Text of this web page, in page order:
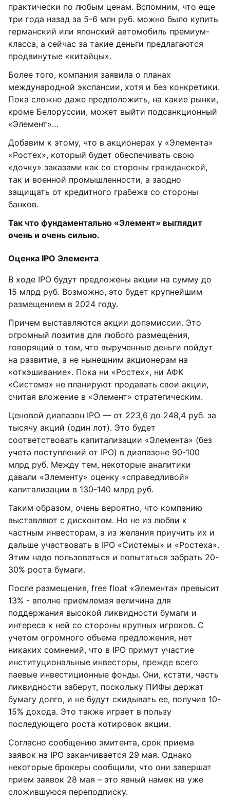
практически по любым ценам. Вспомним, что еще
три года назад за 5-6 млн руб. можно было купить
германский или японский автомобиль премиум-
класса, а сейчас за такие деньги предлагаются
продвинутые «китайцы».
Более того, компания заявила о планах
международной экспансии, хотя и без конкретики.
Пока сложно даже предположить, на какие рынки,
кроме Белоруссии, может выйти подсанкционный
«Элемент»…
Добавим к этому, что в акционерах у «Элемента»
«Ростех», который будет обеспечивать свою
«дочку» заказами как со стороны гражданской,
так и военной промышленности, а заодно
защищать от кредитного грабежа со стороны
банков.
Так что фундаментально «Элемент» выглядит
очень и очень сильно.
Оценка IPO Элемента
В ходе IPO будут предложены акции на сумму до
15 млрд руб. Возможно, это будет крупнейшим
размещением в 2024 году.
Причем выставляются акции допэмиссии. Это
огромный позитив для любого размещения,
говорящий о том, что вырученные деньги пойдут
на развитие, а не нынешним акционерам на
«откэшивание». Пока ни «Ростех», ни АФК
«Система» не планируют продавать свои акции,
считая вложение в «Элемент» стратегическим.
Ценовой диапазон IPO — от 223,6 до 248,4 руб. за
тысячу акций (один лот). Это будет
соответствовать капитализации «Элемента» (без
учета поступлений от IPO) в диапазоне 90-100
млрд руб. Между тем, некоторые аналитики
давали «Элементу» оценку «справедливой»
капитализации в 130-140 млрд руб.
Таким образом, очень вероятно, что компанию
выставляют с дисконтом. Но не из любви к
частным инвесторам, а из желания приучить их и
дальше участвовать в IPO «Системы» и «Ростеха».
Этим надо пользоваться и попытаться забрать 20-
30% роста бумаги.
После размещения, free float «Элемента» превысит
13% - вполне приемлемая величина для
поддержания высокой ликвидности бумаги и
интереса к ней со стороны крупных игроков. С
учетом огромного объема предложения, нет
никаких сомнений, что в IPO примут участие
институциональные инвесторы, прежде всего
паевые инвестиционные фонды. Они, кстати, часть
ликвидности заберут, поскольку ПИФы держат
бумагу долго, и не будут скидывать ее, получив 10-
15% дохода. Это также играет в пользу
последующего роста котировок акции.
Согласно сообщению эмитента, срок приема
заявок на IPO заканчивается 29 мая. Однако
некоторые брокеры сообщили, что они завершат
прием заявок 28 мая – это явный намек на уже
сложившуюся переподписку.